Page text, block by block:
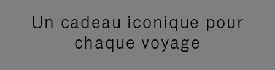
Un cadeau iconique pour
chaque voyage